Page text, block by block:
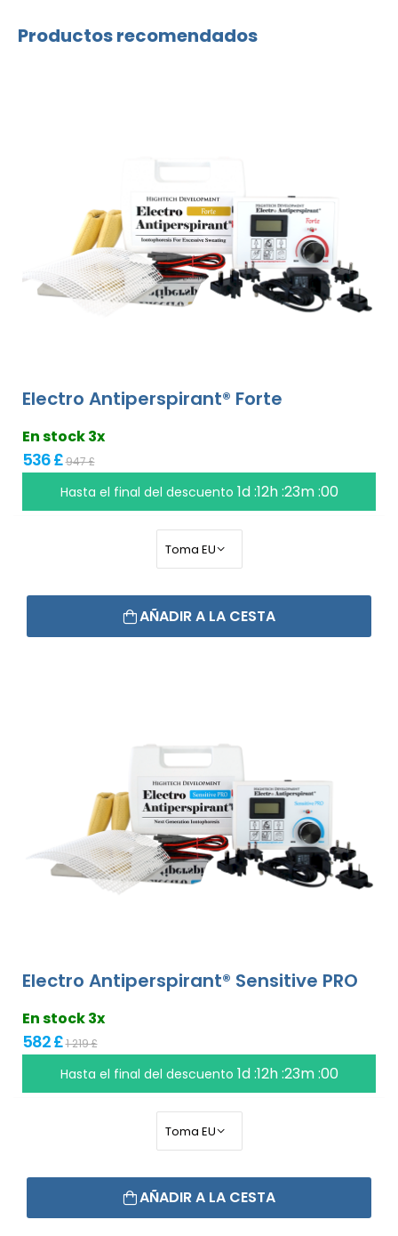
Productos recomendados
Electro Antiperspirant® Forte
En stock 3x
536 £947 £
Hasta el final del descuento 1d :12h :22m :59
AÑADIR A LA CESTA
Electro Antiperspirant® Sensitive PRO
En stock 3x
582 £1 219 £
Hasta el final del descuento 1d :12h :22m :59
AÑADIR A LA CESTA